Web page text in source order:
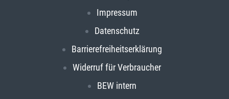
Impressum
Datenschutz
Barrierefreiheitserklärung
Widerruf für Verbraucher
BEW intern